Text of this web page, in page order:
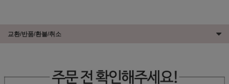
교환/반품/환불/취소